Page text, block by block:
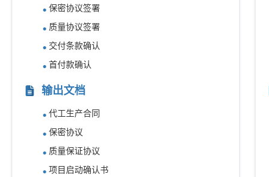
保密协议签署
质量协议签署
交付条款确认
首付款确认
输出文档
代工生产合同
保密协议
质量保证协议
项目启动确认书